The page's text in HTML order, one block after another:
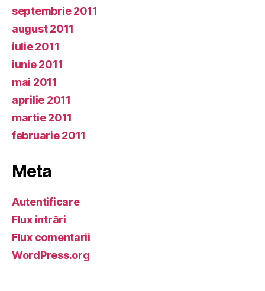
septembrie 2011
august 2011
iulie 2011
iunie 2011
mai 2011
aprilie 2011
martie 2011
februarie 2011
Meta
Autentificare
Flux intrări
Flux comentarii
WordPress.org